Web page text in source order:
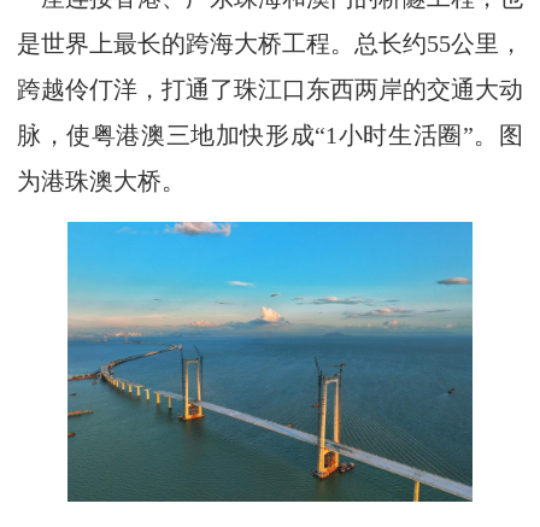
是世界上最长的跨海大桥工程。总长约55公里，
跨越伶仃洋，打通了珠江口东西两岸的交通大动
脉，使粤港澳三地加快形成“1小时生活圈”。图
为港珠澳大桥。